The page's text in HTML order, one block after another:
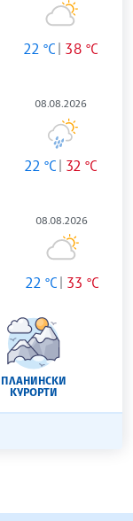
22 °C 38 °C
08.08.2026
22 °C 32 °C
08.08.2026
22 °C 33 °C
ПЛАНИНСКИ
КУРОРТИ